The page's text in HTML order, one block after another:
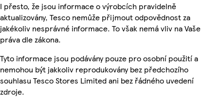
I přesto, že jsou informace o výrobcích pravidelně
aktualizovány, Tesco nemůže přijmout odpovědnost za
jakékoliv nesprávné informace. To však nemá vliv na Vaše
práva dle zákona.
Tyto informace jsou podávány pouze pro osobní použití a
nemohou být jakkoliv reprodukovány bez předchozího
souhlasu Tesco Stores Limited ani bez řádného uvedení
zdroje.